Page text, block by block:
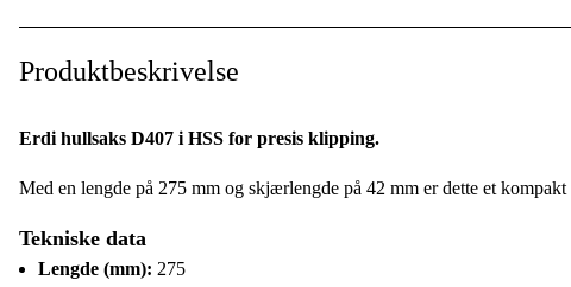
Kuttekapasitet, rustfritt stål
Produktbeskrivelse
Erdi hullsaks D407 i HSS for presis klipping.
Med en lengde på 275 mm og skjærlengde på 42 mm er dette et
Tekniske data
Lengde (mm): 275